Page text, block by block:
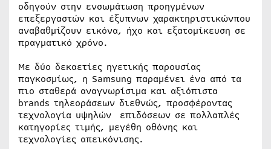
οδηγούν στην ενσωμάτωση προηγμένων
επεξεργαστών και έξυπνων χαρακτηριστικώνπου
αναβαθμίζουν εικόνα, ήχο και εξατομίκευση σε
πραγματικό χρόνο.
Με δύο δεκαετίες ηγετικής παρουσίας
παγκοσμίως, η Samsung παραμένει ένα από τα
πιο σταθερά αναγνωρίσιμα και αξιόπιστα
brands τηλεοράσεων διεθνώς, προσφέροντας
τεχνολογία υψηλών επιδόσεων σε πολλαπλές
κατηγορίες τιμής, μεγέθη οθόνης και
τεχνολογίες απεικόνισης.